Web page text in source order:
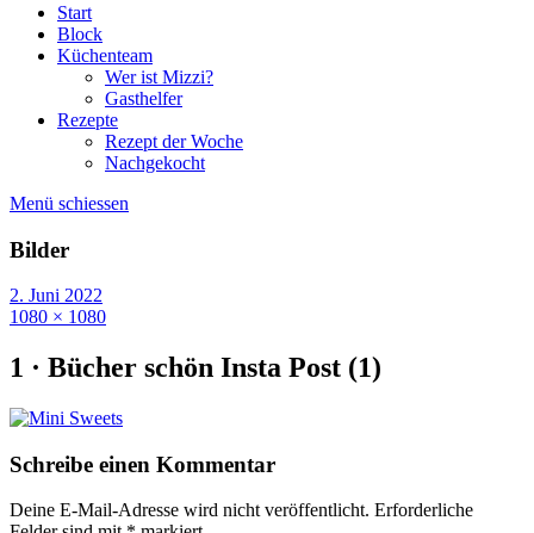
Start
Block
Küchenteam
Wer ist Mizzi?
Gasthelfer
Rezepte
Rezept der Woche
Nachgekocht
Menü schiessen
Bilder
2. Juni 2022
1080 × 1080
1 · Bücher schön Insta Post (1)
Schreibe einen Kommentar
Deine E-Mail-Adresse wird nicht veröffentlicht. Erforderliche